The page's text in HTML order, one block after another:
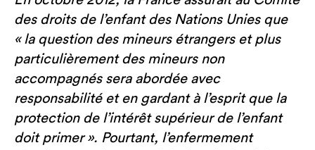
des droits de l’enfant des Nations Unies que
« la question des mineurs étrangers et plus
particulièrement des mineurs non
accompagnés sera abordée avec
responsabilité et en gardant à l’esprit que la
protection de l’intérêt supérieur de l’enfant
doit primer ». Pourtant, l’enfermement